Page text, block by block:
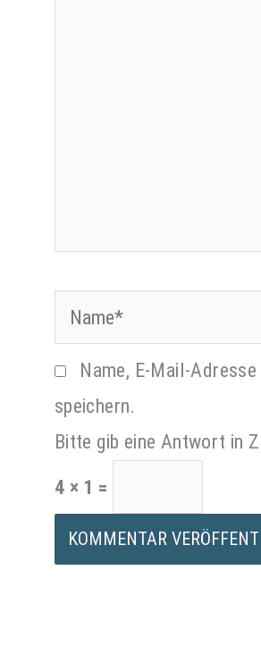
Name*
Name, E-Mail-
speichern.
Bitte gib eine Antwort in
4 × 1 =